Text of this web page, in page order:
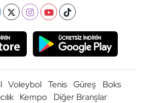
Voleybol Tenis Güreş
Boks
Kempo Diğer Branşlar